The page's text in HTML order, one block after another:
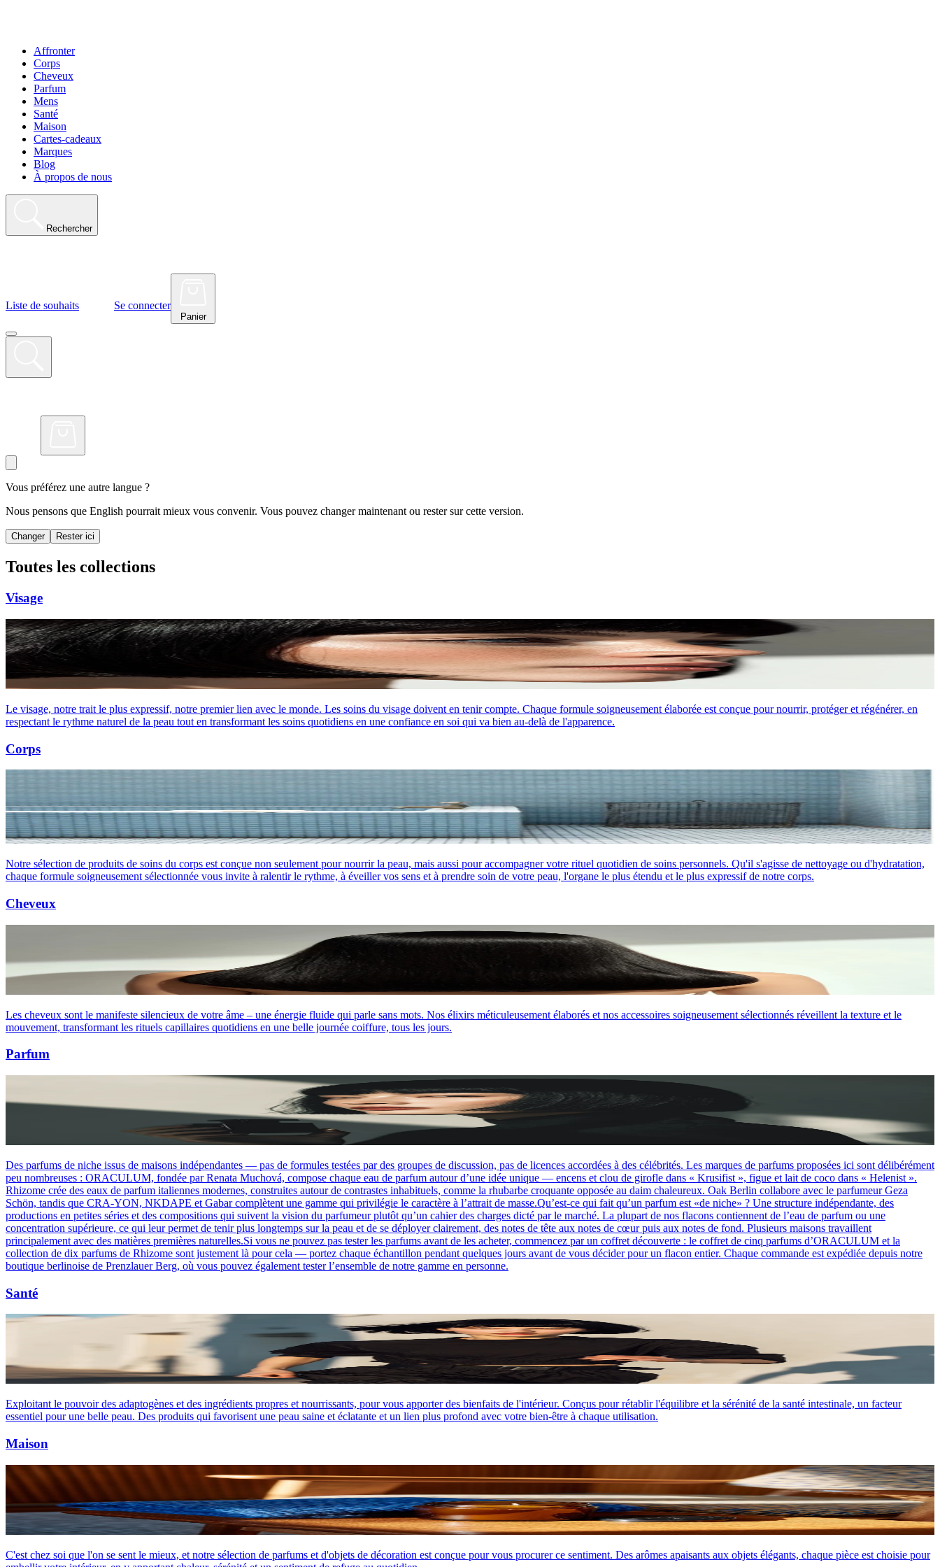
Affronter
Corps
Cheveux
Parfum
Mens
Santé
Maison
Cartes-cadeaux
Marques
Blog
À propos de nous
Rechercher
Liste de souhaits Se connecter
Panier
Vous préférez une autre langue ?
Nous pensons que English pourrait mieux vous convenir. Vous pouvez changer maintenant ou rester sur cette version.
Changer Rester ici
Toutes les collections
Visage
Le visage, notre trait le plus expressif, notre premier lien avec le monde. Les soins du visage doivent en tenir compte. Chaque formule soigneusement élaborée est conçue pour nourrir, protéger et régénérer, en
respectant le rythme naturel de la peau tout en transformant les soins quotidiens en une confiance en soi qui va bien au-delà de l'apparence.
Corps
Notre sélection de produits de soins du corps est conçue non seulement pour nourrir la peau, mais aussi pour accompagner votre rituel quotidien de soins personnels. Qu'il s'agisse de nettoyage ou d'hydratation,
chaque formule soigneusement sélectionnée vous invite à ralentir le rythme, à éveiller vos sens et à prendre soin de votre peau, l'organe le plus étendu et le plus expressif de notre corps.
Cheveux
Les cheveux sont le manifeste silencieux de votre âme – une énergie fluide qui parle sans mots. Nos élixirs méticuleusement élaborés et nos accessoires soigneusement sélectionnés réveillent la texture et le
mouvement, transformant les rituels capillaires quotidiens en une belle journée coiffure, tous les jours.
Parfum
Des parfums de niche issus de maisons indépendantes — pas de formules testées par des groupes de discussion, pas de licences accordées à des célébrités. Les marques de parfums proposées ici sont délibérément
peu nombreuses : ORACULUM, fondée par Renata Muchová, compose chaque eau de parfum autour d’une idée unique — encens et clou de girofle dans « Krusifist », figue et lait de coco dans « Helenist ».
Rhizome crée des eaux de parfum italiennes modernes, construites autour de contrastes inhabituels, comme la rhubarbe croquante opposée au daim chaleureux. Oak Berlin collabore avec le parfumeur Geza
Schön, tandis que CRA-YON, NKDAPE et Gabar complètent une gamme qui privilégie le caractère à l’attrait de masse.Qu’est-ce qui fait qu’un parfum est «de niche» ? Une structure indépendante, des
productions en petites séries et des compositions qui suivent la vision du parfumeur plutôt qu’un cahier des charges dicté par le marché. La plupart de nos flacons contiennent de l’eau de parfum ou une
concentration supérieure, ce qui leur permet de tenir plus longtemps sur la peau et de se déployer clairement, des notes de tête aux notes de cœur puis aux notes de fond. Plusieurs maisons travaillent
principalement avec des matières premières naturelles.Si vous ne pouvez pas tester les parfums avant de les acheter, commencez par un coffret découverte : le coffret de cinq parfums d’ORACULUM et la
collection de dix parfums de Rhizome sont justement là pour cela — portez chaque échantillon pendant quelques jours avant de vous décider pour un flacon entier. Chaque commande est expédiée depuis notre
boutique berlinoise de Prenzlauer Berg, où vous pouvez également tester l’ensemble de notre gamme en personne.
Santé
Exploitant le pouvoir des adaptogènes et des ingrédients propres et nourrissants, pour vous apporter des bienfaits de l'intérieur. Conçus pour rétablir l'équilibre et la sérénité de la santé intestinale, un facteur
essentiel pour une belle peau. Des produits qui favorisent une peau saine et éclatante et un lien plus profond avec votre bien-être à chaque utilisation.
Maison
C'est chez soi que l'on se sent le mieux, et notre sélection de parfums et d'objets de décoration est conçue pour vous procurer ce sentiment. Des arômes apaisants aux objets élégants, chaque pièce est choisie pour